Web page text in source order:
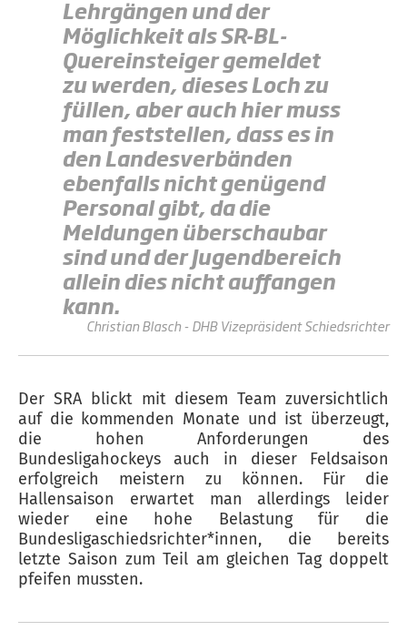
Lehrgängen und der
Möglichkeit als SR-BL-
Quereinsteiger gemeldet
zu werden, dieses Loch zu
füllen, aber auch hier muss
man feststellen, dass es in
den Landesverbänden
ebenfalls nicht genügend
Personal gibt, da die
Meldungen überschaubar
sind und der Jugendbereich
allein dies nicht auffangen
kann.
Christian Blasch - DHB Vizepräsident Schiedsrichter
Der SRA blickt mit diesem Team zuversichtlich
auf die kommenden Monate und ist überzeugt,
die hohen Anforderungen des
Bundesligahockeys auch in dieser Feldsaison
erfolgreich meistern zu können. Für die
Hallensaison erwartet man allerdings leider
wieder eine hohe Belastung für die
Bundesligaschiedsrichter*innen, die bereits
letzte Saison zum Teil am gleichen Tag doppelt
pfeifen mussten.